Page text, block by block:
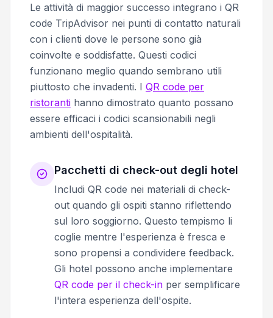
Le attività di maggior successo integrano i QR
code TripAdvisor nei punti di contatto naturali
con i clienti dove le persone sono già
coinvolte e soddisfatte. Questi codici
funzionano meglio quando sembrano utili
piuttosto che invadenti. I QR code per
ristoranti hanno dimostrato quanto possano
essere efficaci i codici scansionabili negli
ambienti dell'ospitalità.
Pacchetti di check-out degli hotel
Includi QR code nei materiali di check-
out quando gli ospiti stanno riflettendo
sul loro soggiorno. Questo tempismo li
coglie mentre l'esperienza è fresca e
sono propensi a condividere feedback.
Gli hotel possono anche implementare
QR code per il check-in per semplificare
l'intera esperienza dell'ospite.